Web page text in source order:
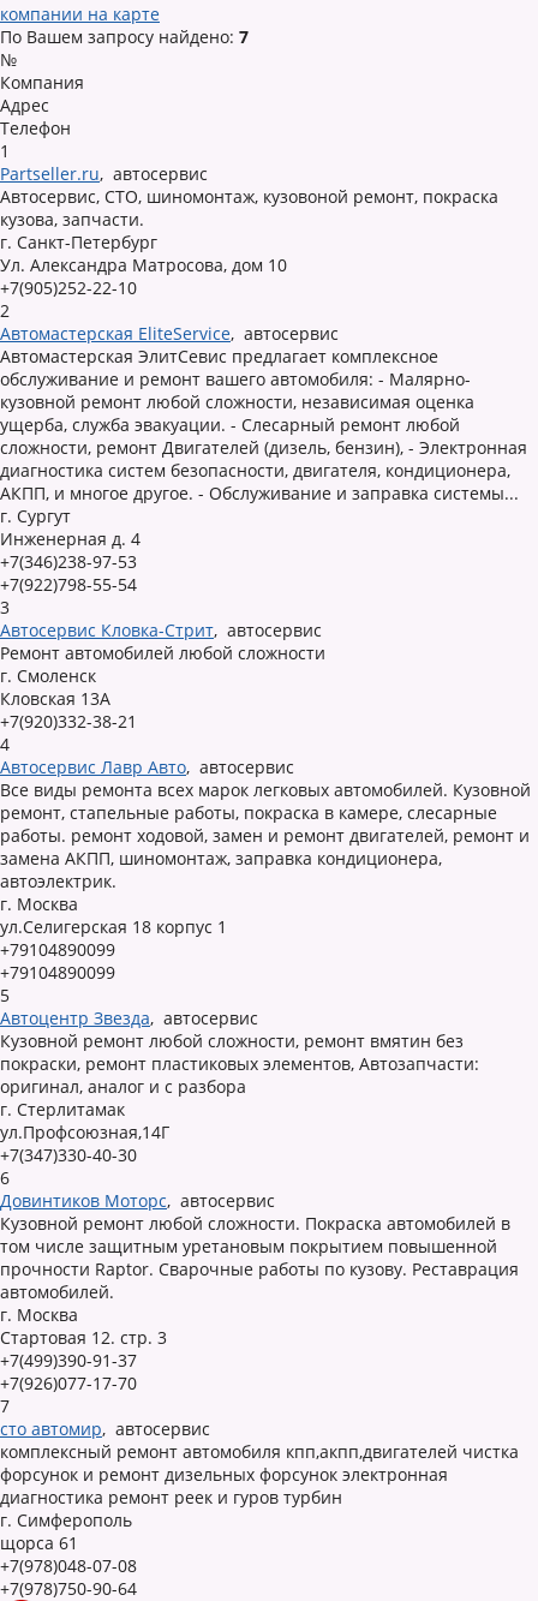
компании на карте
По Вашем запросу найдено: 7
№
Компания
Адрес
Телефон
1
Partseller.ru, автосервис
Автосервис, СТО, шиномонтаж, кузовоной ремонт, покраска
кузова, запчасти.
г. Санкт-Петербург
Ул. Александра Матросова, дом 10
+7(905)252-22-10
2
Автомастерская EliteService, автосервис
Автомастерская ЭлитСевис предлагает комплексное
обслуживание и ремонт вашего автомобиля: - Малярно-
кузовной ремонт любой сложности, независимая оценка
ущерба, служба эвакуации. - Слесарный ремонт любой
сложности, ремонт Двигателей (дизель, бензин), - Электронная
диагностика систем безопасности, двигателя, кондиционера,
АКПП, и многое другое. - Обслуживание и заправка системы...
г. Сургут
Инженерная д. 4
+7(346)238-97-53
+7(922)798-55-54
3
Автосервис Кловка-Стрит, автосервис
Ремонт автомобилей любой сложности
г. Смоленск
Кловская 13А
+7(920)332-38-21
4
Автосервис Лавр Авто, автосервис
Все виды ремонта всех марок легковых автомобилей. Кузовной
ремонт, стапельные работы, покраска в камере, слесарные
работы. ремонт ходовой, замен и ремонт двигателей, ремонт и
замена АКПП, шиномонтаж, заправка кондиционера,
автоэлектрик.
г. Москва
ул.Селигерская 18 корпус 1
+79104890099
+79104890099
5
Автоцентр Звезда, автосервис
Кузовной ремонт любой сложности, ремонт вмятин без
покраски, ремонт пластиковых элементов, Автозапчасти:
оригинал, аналог и с разбора
г. Стерлитамак
ул.Профсоюзная,14Г
+7(347)330-40-30
6
Довинтиков Моторс, автосервис
Кузовной ремонт любой сложности. Покраска автомобилей в
том числе защитным уретановым покрытием повышенной
прочности Raptor. Сварочные работы по кузову. Реставрация
автомобилей.
г. Москва
Стартовая 12. стр. 3
+7(499)390-91-37
+7(926)077-17-70
7
сто автомир, автосервис
комплексный ремонт автомобиля кпп,акпп,двигателей чистка
форсунок и ремонт дизельных форсунок электронная
диагностика ремонт реек и гуров турбин
г. Симферополь
щорса 61
+7(978)048-07-08
+7(978)750-90-64